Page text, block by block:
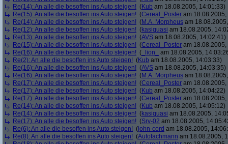
Re(14): An alle die besoffen ins Auto steigen! (Kub am 18.08.2005, 14:01:33)
Re(15): An alle die besoffen ins Auto steigen! (Cereal_Poster am
Re(14): An alle die besoffen ins Auto steigen! (M.A. Morpheus am
Re(12): An alle die besoffen ins Auto steigen! (kasiquasi am 18.08.2005,
Re(13): An alle die besoffen ins Auto steigen! (AVS am 18.08.2005, 14:02:41)
Re(15): An alle die besoffen ins Auto steigen! (Cereal_Poster am
Re(16): An alle die besoffen ins Auto steigen! ( _lion_
am 18.08.2005,
Re(2): An alle die besoffen ins Auto steigen! (Kub am 18.08.2005, 14:03:33)
Re(16): An alle die besoffen ins Auto steigen! (AVS am 18.08.2005, 14:03:35)
Re(16): An alle die besoffen ins Auto steigen! (M.A. Morpheus am
Re(17): An alle die besoffen ins Auto steigen! (Cereal_Poster am
Re(17): An alle die besoffen ins Auto steigen! (Kub am 18.08.2005, 14:04:22)
Re(17): An alle die besoffen ins Auto steigen! (Cereal_Poster am
Re(14): An alle die besoffen ins Auto steigen! (Kub am 18.08.2005, 14:05:12)
Re(14): An alle die besoffen ins Auto steigen! (kasiquasi am 18.08.2005,
Re(17): An alle die besoffen ins Auto steigen! (Srv-02 am 18.08.2005,
Re(6): An alle die besoffen ins Auto steigen! (john-cord am 18.08.2005,
Re(8): An alle die besoffen ins Auto steigen! (Autofachmann am 18.08.2005,